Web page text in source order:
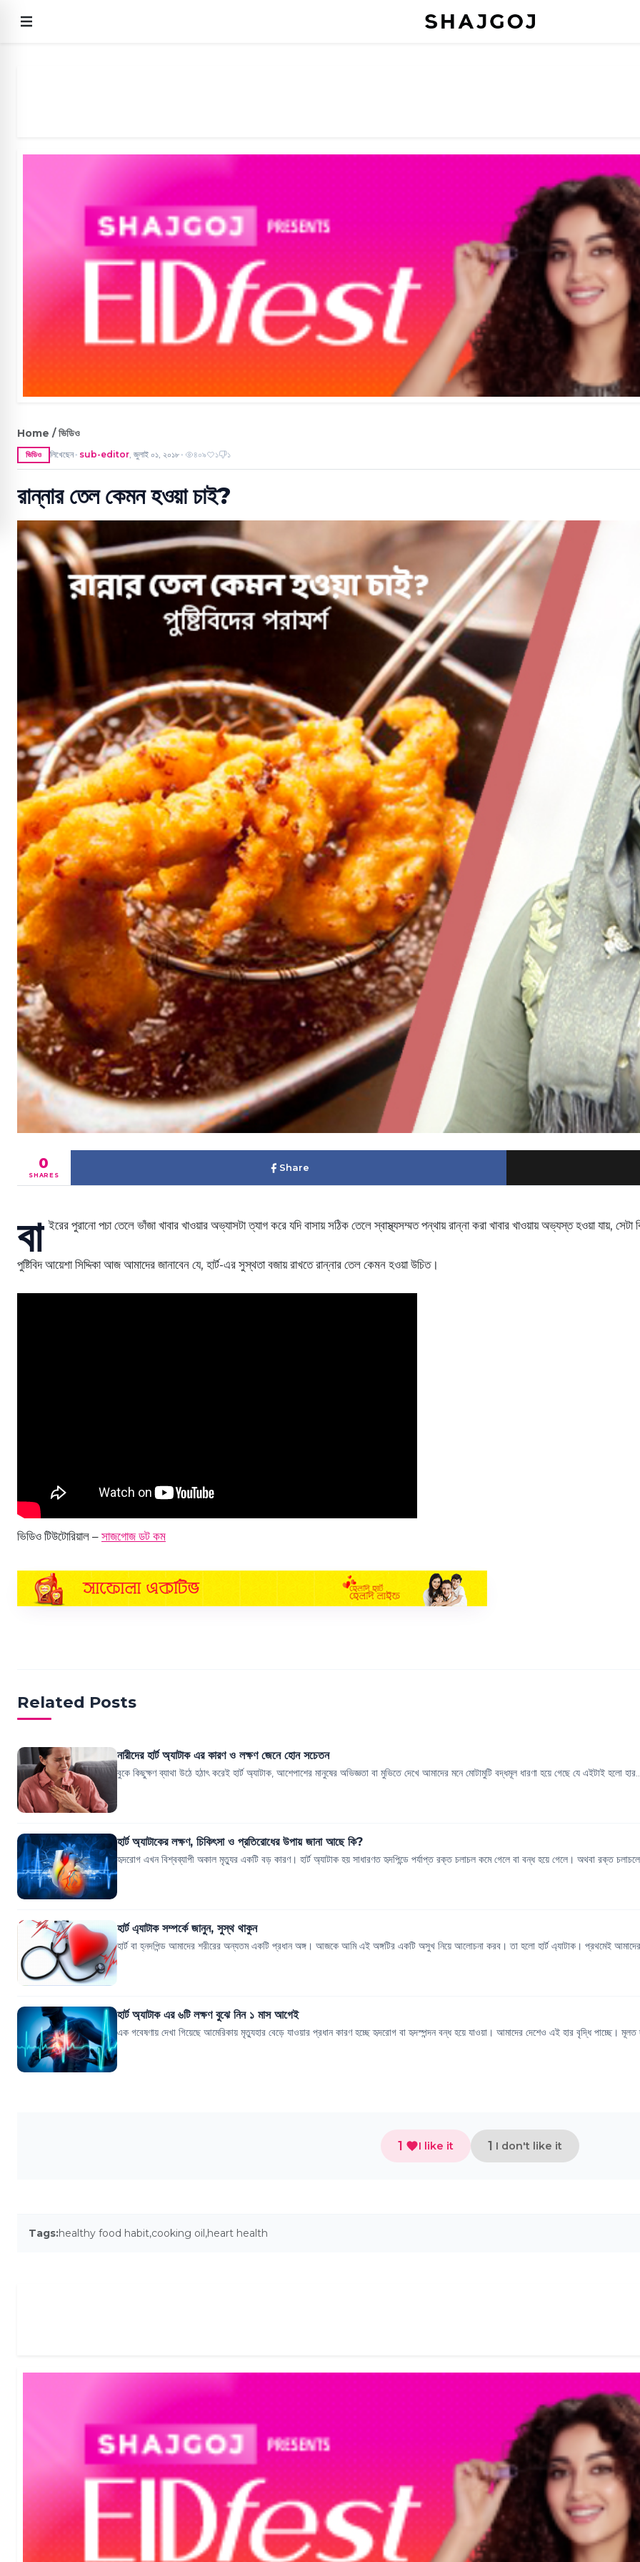
Home / ভিডিও
ভিডিও লিখেছেন ● sub-editor, জুলাই ০১, ২০১৮ ● ৪০৯ ১ ১
রান্নার তেল কেমন হওয়া চাই?
0
SHARES
Share
বা ইরের পুরানো পচা তেলে ভাঁজা খাবার খাওয়ার অভ্যাসটা ত্যাগ করে যদি বাসায় সঠিক তেলে স্বাস্থ্যসম্মত পন্থায় রান্না করা খাবার খাওয়ায় অভ্যস্ত হওয়া যায়,
পুষ্টিবিদ আয়েশা সিদ্দিকা আজ আমাদের জানাবেন যে, হার্ট-এর সুস্থতা বজায় রাখতে রান্নার তেল কেমন হওয়া উচিত।
ভিডিও টিউটোরিয়াল – সাজগোজ ডট কম
Related Posts
নারীদের হার্ট অ্যাটাক এর কারণ ও লক্ষণ জেনে হোন সচেতন
বুকে কিছুক্ষণ ব্যাথা উঠে হঠাৎ করেই হার্ট অ্যাটাক, আশেপাশের মানুষের অভিজ্ঞতা বা মুভিতে দেখে আমাদের মনে মোটামুটি বদ্ধমূল ধারণা হয়ে গেছে যে এইটাই হলো
হার্ট অ্যাটাকের লক্ষণ, চিকিৎসা ও প্রতিরোধের উপায় জানা আছে কি?
হৃদরোগ এখন বিশ্বব্যাপী অকাল মৃত্যুর একটি বড় কারণ। হার্ট অ্যাটাক হয় সাধারণত হৃদপিন্ডে পর্যাপ্ত রক্ত চলাচল কমে গেলে বা বন্ধ হয়ে গেলে। অথবা রক্ত
হার্ট এ্যাটাক সম্পর্কে জানুন, সুস্থ থাকুন
হার্ট বা হ্নদপিন্ড আমাদের শরীরের অন্যতম একটি প্রধান অঙ্গ। আজকে আমি এই অঙ্গটির একটি অসুখ নিয়ে আলোচনা করব। তা হলো হার্ট এ্যাটাক। প্রথমেই
হার্ট অ্যাটাক এর ৬টি লক্ষণ বুঝে নিন ১ মাস আগেই
এক গবেষণায় দেখা গিয়েছে আমেরিকায় মৃত্যুহার বেড়ে যাওয়ার প্রধান কারণ হচ্ছে হৃদরোগ বা হৃদস্পন্দন বন্ধ হয়ে যাওয়া। আমাদের দেশেও এই হার বৃদ্ধি পাচ্ছে। মূলত
1 I like it 1 I don't like it
Tags:healthy food habit,cooking oil ,heart health